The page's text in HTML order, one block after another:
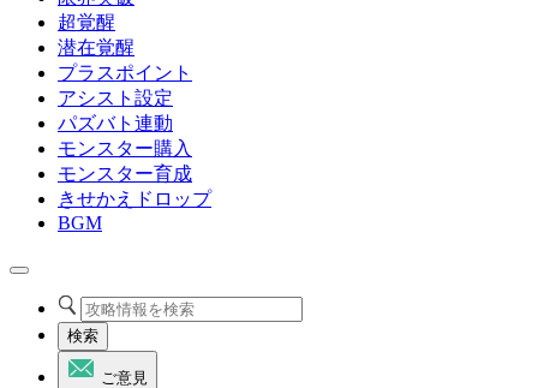
超覚醒
潜在覚醒
プラスポイント
アシスト設定
パズバト連動
モンスター購入
モンスター育成
きせかえドロップ
BGM
検索
ご意見